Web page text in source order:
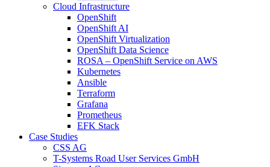
Cloud Infrastructure
OpenShift
OpenShift AI
OpenShift Virtualization
OpenShift Data Science
ROSA – OpenShift Service on AWS
Kubernetes
Ansible
Terraform
Grafana
Prometheus
EFK Stack
Case Studies
CSS AG
T-Systems Road User Services GmbH